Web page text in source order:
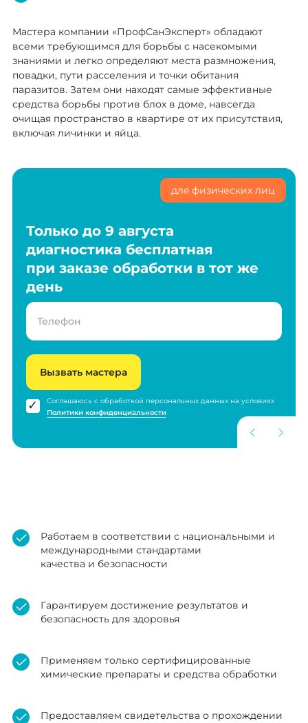
Мастера компании «ПрофСанЭксперт» обладают
всеми требующимся для борьбы с насекомыми
знаниями и легко определяют места размножения,
повадки, пути расселения и точки обитания
паразитов. Затем они находят самые эффективные
средства борьбы против блох в доме, навсегда
очищая пространство в квартире от их присутствия,
включая личинки и яйца.
Только до 9 августа
диагностика бесплатная
при заказе обработки в тот же
день
Вызвать мастера
Соглашаюсь с обработкой персональных данных на условиях
Политики конфиденциальности
для физических лиц
Работаем в соответствии с национальными и
международными стандартами
качества и безопасности
Гарантируем достижение результатов и
безопасность для здоровья
Применяем только сертифицированные
химические препараты и средства обработки
Предоставляем свидетельства о прохождении